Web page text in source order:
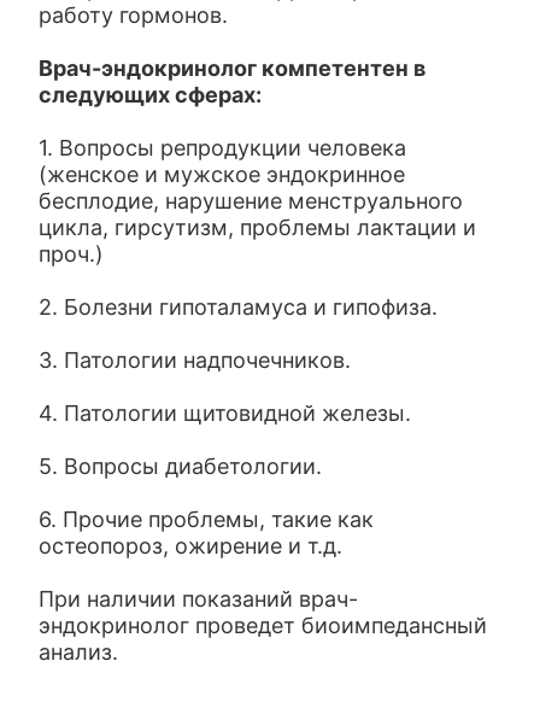
работу гормонов.
Врач-эндокринолог компетентен в
следующих сферах:
1. Вопросы репродукции человека
(женское и мужское эндокринное
бесплодие, нарушение менструального
цикла, гирсутизм, проблемы лактации и
проч.)
2. Болезни гипоталамуса и гипофиза.
3. Патологии надпочечников.
4. Патологии щитовидной железы.
5. Вопросы диабетологии.
6. Прочие проблемы, такие как
остеопороз, ожирение и т.д.
При наличии показаний врач-
эндокринолог проведет биоимпедансный
анализ.